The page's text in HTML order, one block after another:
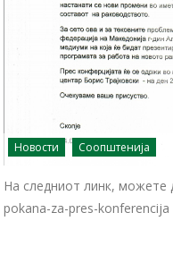
Новости Соопштенија
На следниот линк, можете
pokana-za-pres-konferencija